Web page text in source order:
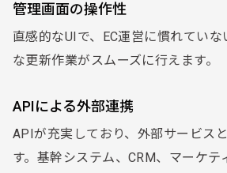
管理画面の操作性
直感的なUIで、EC運営に慣れてい
な更新作業がスムーズに行えます。
APIによる外部連携
APIが充実しており、外部サービス
す。基幹システム、CRM、マーケテ